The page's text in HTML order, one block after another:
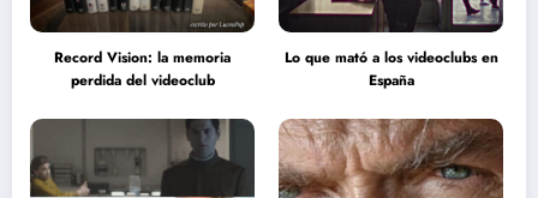
Record Vision: la memoria
perdida del videoclub
Lo que mató a los videoclubs en
España